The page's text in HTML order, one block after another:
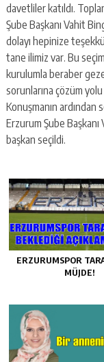
davetliler katıldı.
Şube Başkanı Vahit
dolayı hepinize
tane ilimiz var. Bu
kurulumla beraber
sorunlarına çözüm yolu
Konuşmanın
Erzurum Şube
başkan seçildi.
ERZURUMSPOR
MÜJDE!